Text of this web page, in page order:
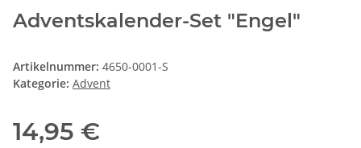
Adventskalender-Set "Engel"
Artikelnummer: 4650-0001-S
Kategorie: Advent
14,95 €